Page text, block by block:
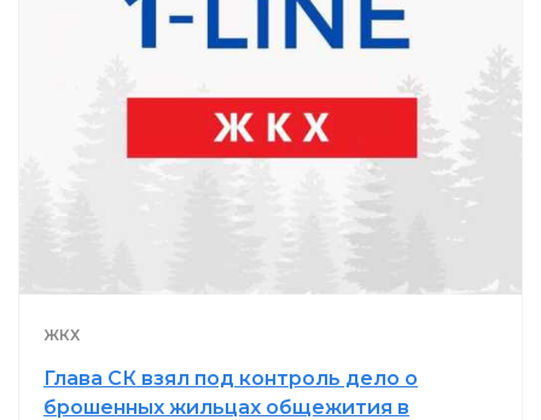
ЖКХ
Глава СК взял под контроль дело о
брошенных жильцах общежития в